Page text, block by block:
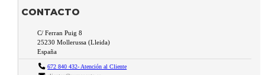
CONTACTO
C/ Ferran Puig 8
25230 Mollerussa (Lleida)
España
672 840 432- Atención al Cliente